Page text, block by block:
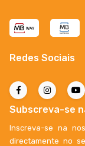
Redes Sociais
Subscreva-se
Inscreva-se na
directamente no